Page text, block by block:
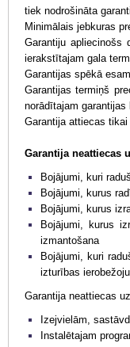
tiek nodrošināta
Minimālais jebkuras
Garantiju
ierakstītajam gala
Garantijas spēkā
Garantijas termiņš
norādītajam garantijas
Garantija attiecas
Garantija neattiecas
Bojājumi, kuri
Bojājumi, kurus
Bojājumi, kurus
Bojājumi, kurus
izmantošana
Bojājumi, kuri
izturības
Garantija neattiecas
Izejvielām,
Instalētajam